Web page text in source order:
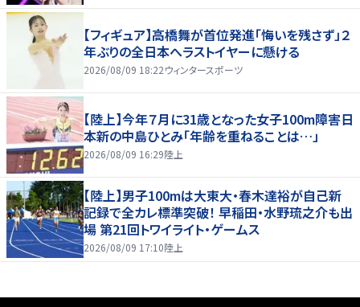
【フィギュア】高橋舞が首位発進「悔いを残さず」２
年ぶりの全日本へラストイヤーに懸ける
2026/08/09 18:22ウィンタースポーツ
【陸上】今年７月に31歳となった女子100m障害日
本新の中島ひとみ「年齢を重ねることは…」
2026/08/09 16:29陸上
【陸上】男子100mは大東大・春木達裕が自己新
記録で全カレ標準突破！ 早稲田・水野琉之介も出
場 第21回トワイライト・ゲームス
2026/08/09 17:10陸上